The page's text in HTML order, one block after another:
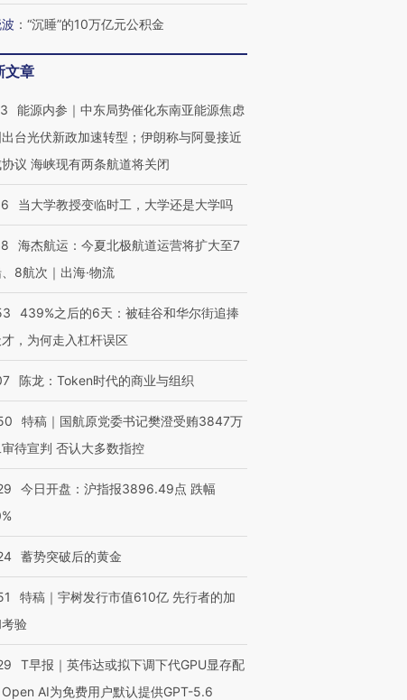
： “沉睡”的10万亿元公积金
文章
能源内参｜中东局势催化东南亚能源焦虑
台光伏新政加速转型；伊朗称与阿曼接近
议 海峡现有两条航道将关闭
当大学教授变临时工，大学还是大学吗
海杰航运：今夏北极航道运营将扩大至7
8航次｜出海·物流
439%之后的6天：被硅谷和华尔街追捧
，为何走入杠杆误区
陈龙：Token时代的商业与组织
特稿｜国航原党委书记樊澄受贿3847万
待宣判 否认大多数指控
今日开盘：沪指报3896.49点 跌幅
蓄势突破后的黄金
特稿｜宇树发行市值610亿 先行者的加
验
T早报｜英伟达或拟下调下代GPU显存配
AI为免费用户默认提供GPT-5.6